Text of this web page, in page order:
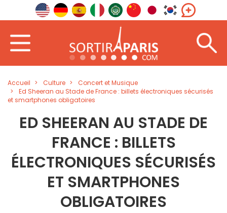
Accueil Culture
Concert et Musique
Ed Sheeran au Stade de France : billets électroniques sécurisés
et smartphones obligatoires
ED SHEERAN AU STADE DE
FRANCE : BILLETS
ÉLECTRONIQUES SÉCURISÉS
ET SMARTPHONES
OBLIGATOIRES